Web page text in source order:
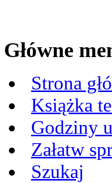
Główne
Strona
Książka
Godziny
Załatw
Szukaj